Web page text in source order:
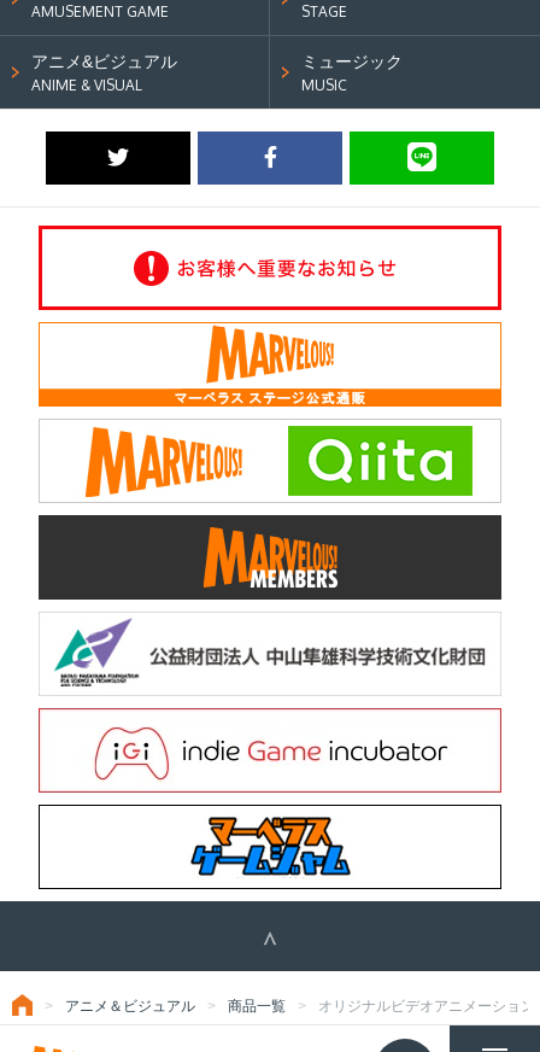
AMUSEMENT GAME STAGE
アニメ&ビジュアル
ANIME & VISUAL
ミュージック
MUSIC
アニメ＆ビジュアル 商品一覧 オリジナルビデオアニメーショ